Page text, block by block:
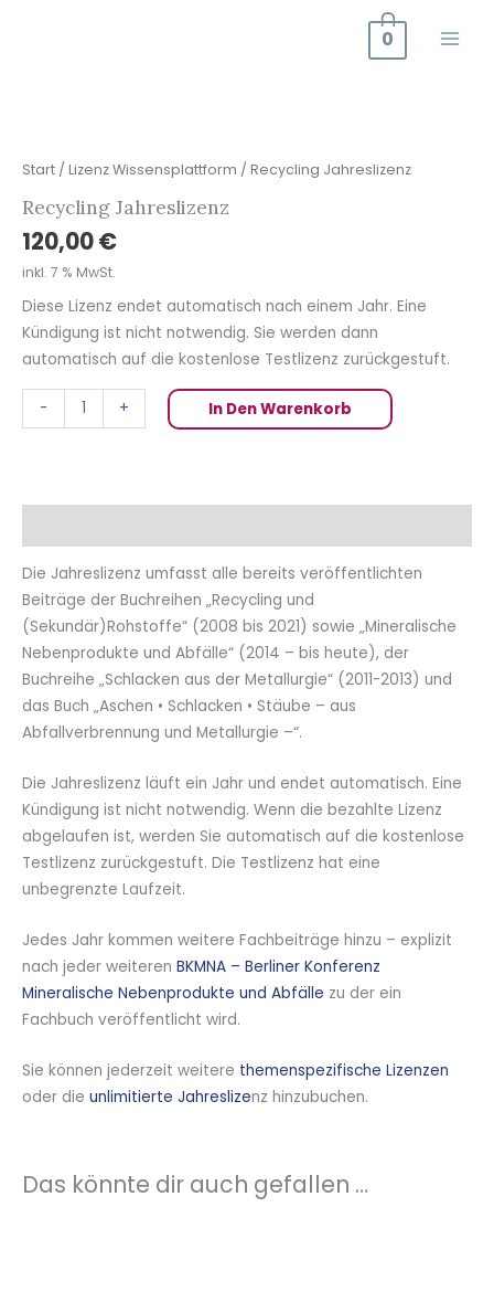
0
Start / Lizenz Wissensplattform / Recycling Jahreslizenz
Recycling Jahreslizenz
120,00€
inkl. 7 % MwSt.
Diese Lizenz endet automatisch nach einem Jahr. Eine
Kündigung ist nicht notwendig. Sie werden dann
automatisch auf die kostenlose Testlizenz zurückgestuft.
-
Menge
+ In Den Warenkorb
Die Jahreslizenz umfasst alle bereits veröffentlichten
Beiträge der Buchreihen „Recycling und
(Sekundär)Rohstoffe“ (2008 bis 2021) sowie „Mineralische
Nebenprodukte und Abfälle“ (2014 – bis heute), der
Buchreihe „Schlacken aus der Metallurgie“ (2011-2013) und
das Buch „Aschen • Schlacken • Stäube – aus
Abfallverbrennung und Metallurgie –“.
Die Jahreslizenz läuft ein Jahr und endet automatisch. Eine
Kündigung ist nicht notwendig. Wenn die bezahlte Lizenz
abgelaufen ist, werden Sie automatisch auf die kostenlose
Testlizenz zurückgestuft. Die Testlizenz hat eine
unbegrenzte Laufzeit.
Jedes Jahr kommen weitere Fachbeiträge hinzu – explizit
nach jeder weiteren BKMNA – Berliner Konferenz
Mineralische Nebenprodukte und Abfälle zu der ein
Fachbuch veröffentlicht wird.
Sie können jederzeit weitere themenspezifische Lizenzen
oder die unlimitierte Jahreslizenz hinzubuchen.
Das könnte dir auch gefallen …